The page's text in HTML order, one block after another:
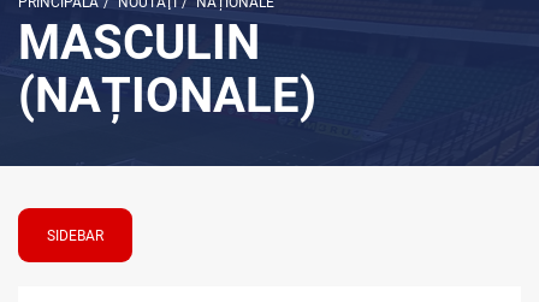
MASCULIN
(NAȚIONALE)
SIDEBAR